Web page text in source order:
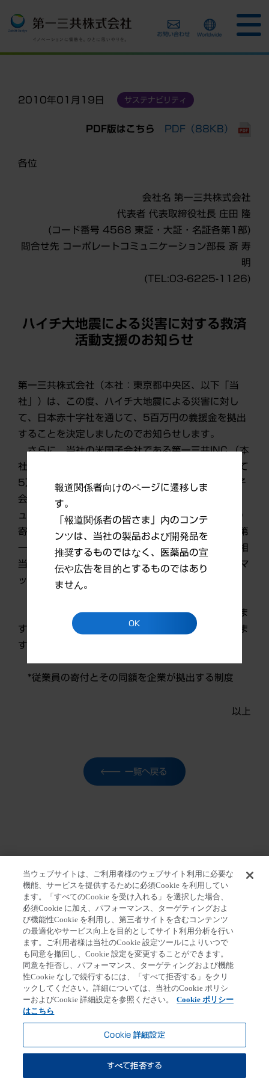
ホーム > 報道関係者の皆さま > プレスリリース >
チ大地震による災害に対する救済活動支援のお知らせ
2010年01月19日 サステナビリティ
PDF版はこちら PDF（88KB）
各位
会社名 第一三共株式会社
代表者 代表取締役社長 庄田 隆
(コード番号 4568 東証・大証・名証各第1部)
問合せ先 コーポレートコミュニケーション部長 斎 寿
明
(TEL:03-6225-1126)
ハイチ大地震による災害に対する救済
活動支援のお知らせ
第一三共株式会社（本社：東京都中央区、以下「当
社」）は、この度、ハイチ大地震による災害に対し
て、日本赤十字社を通じて、5百万円の義援金を拠出
することを決定しましたのでお知らせします。
さらに、当社の米国子会社である第一三共INC.（本
社：ニュージャージー州）は、米国赤十字社を通じて
5万米国ドルの義援金を拠出し、また、同じく米国子
会社のLuitpold Pharmaceuticals, Inc.（本社：ニ
ューヨーク州 )は、1.6百万米国ドル相当の医薬品の
寄贈を決定しました。米国の子会社を含む、現在の第
一三共グループの支援総額はおよそ1億5,350万円相
当です。この他に、当社と第一三共INC.は、義援金マ
ッチングギフト(*)を実施する予定です。
同国の被災者の皆様に心よりお見舞いを申し上げま
すとともに、被災地の一日も早い復興を祈念いたしま
す。
*従業員の寄付とその同額を企業が拠出する制度
以上
一覧へ戻る
第一三共個人情報保護方針 クッキーポリシー
ソーシャルメディアポリシー ご利用条件
アクセシビリティ方針
報道関係者向けのページに遷移しま
す。
「報道関係者の皆さま」内のコンテ
ンツは、当社の製品および開発品を
推奨するものではなく、医薬品の宣
伝や広告を目的とするものではあり
ません。
OK
当ウェブサイトは、ご利用者様のウェブサイト利用に必要な
機能、サービスを提供するために必須Cookie を利用してい
ます。「すべてのCookie を受け入れる」を選択した場合、
必須Cookie に加え、パフォーマンス、ターゲティングおよ
び機能性Cookie を利用し、第三者サイトを含むコンテンツ
の最適化やサービス向上を目的としてサイト利用分析を行い
ます。ご利用者様は当社のCookie 設定ツールによりいつで
も同意を撤回し、Cookie 設定を変更することができます。
同意を拒否し、パフォーマンス、ターゲティングおよび機能
性Cookie なしで続行するには、「すべて拒否する」をクリ
ックしてください。詳細については、当社のCookie ポリシ
ーおよびCookie 詳細設定を参照ください。
Cookie ポリシー
はこちら
Cookie 詳細設定
すべて拒否する